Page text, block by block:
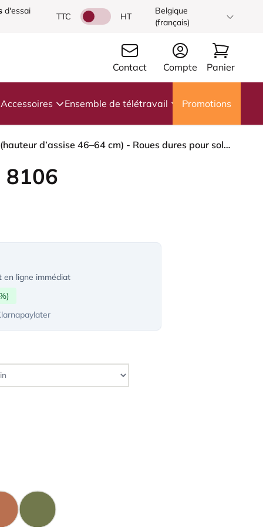
d'essai
TTC HT
Belgique
(français)
Contact Compte Panier
Accessoires Ensemble de télétravail Promotions
HÅG Capisco 8106 - Mainline Flax (Camira) - Laine / Lin - MLF002 Beige-Grey - Argent - 200 mm (hauteur d’assise 46–64 cm) - Roues dures pour sols souples
8106
en ligne immédiat